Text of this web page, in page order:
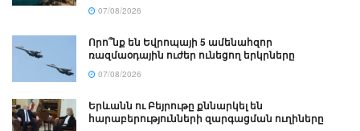
07/08/2026
Որո՞նք են Եվրոպայի 5 ամենահզոր
ռազմաօդային ուժեր ունեցող երկրները
07/08/2026
Երևանն ու Բեյրութը քննարկել են
հարաբերությունների զարգացման ուղիները